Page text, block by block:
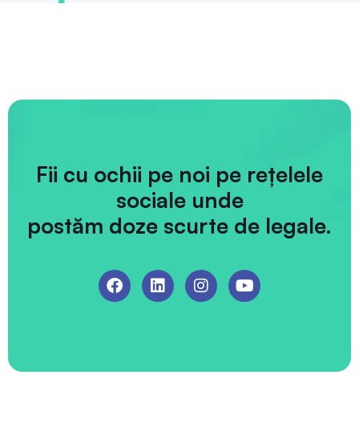
Fii cu ochii pe noi pe rețelele
sociale unde
postăm doze scurte de legale.